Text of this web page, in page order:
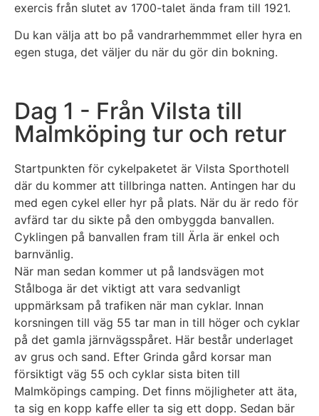
exercis från slutet av 1700-talet ända fram till 1921.
Du kan välja att bo på vandrarhemmmet eller hyra en
egen stuga, det väljer du när du gör din bokning.
Dag 1 - Från Vilsta till
Malmköping tur och retur
Startpunkten för cykelpaketet är Vilsta Sporthotell
där du kommer att tillbringa natten. Antingen har du
med egen cykel eller hyr på plats. När du är redo för
avfärd tar du sikte på den ombyggda banvallen.
Cyklingen på banvallen fram till Ärla är enkel och
barnvänlig.
När man sedan kommer ut på landsvägen mot
Stålboga är det viktigt att vara sedvanligt
uppmärksam på trafiken när man cyklar. Innan
korsningen till väg 55 tar man in till höger och cyklar
på det gamla järnvägsspåret. Här består underlaget
av grus och sand. Efter Grinda gård korsar man
försiktigt väg 55 och cyklar sista biten till
Malmköpings camping. Det finns möjligheter att äta,
ta sig en kopp kaffe eller ta sig ett dopp. Sedan bär